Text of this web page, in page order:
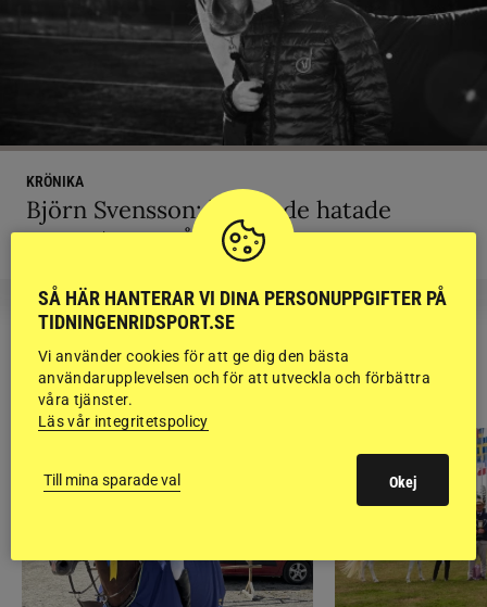
KRÖNIKA
Björn Svensson: ”Finns de hatade
grusrutorna på riktigt?”
RIDSPORT
SÅ HÄR HANTERAR VI DINA PERSONUPPGIFTER PÅ
TIDNINGENRIDSPORT.SE
Vi använder cookies för att ge dig den bästa
användarupplevelsen och för att utveckla och förbättra
våra tjänster.
Läs vår integritetspolicy
Till mina sparade val Okej